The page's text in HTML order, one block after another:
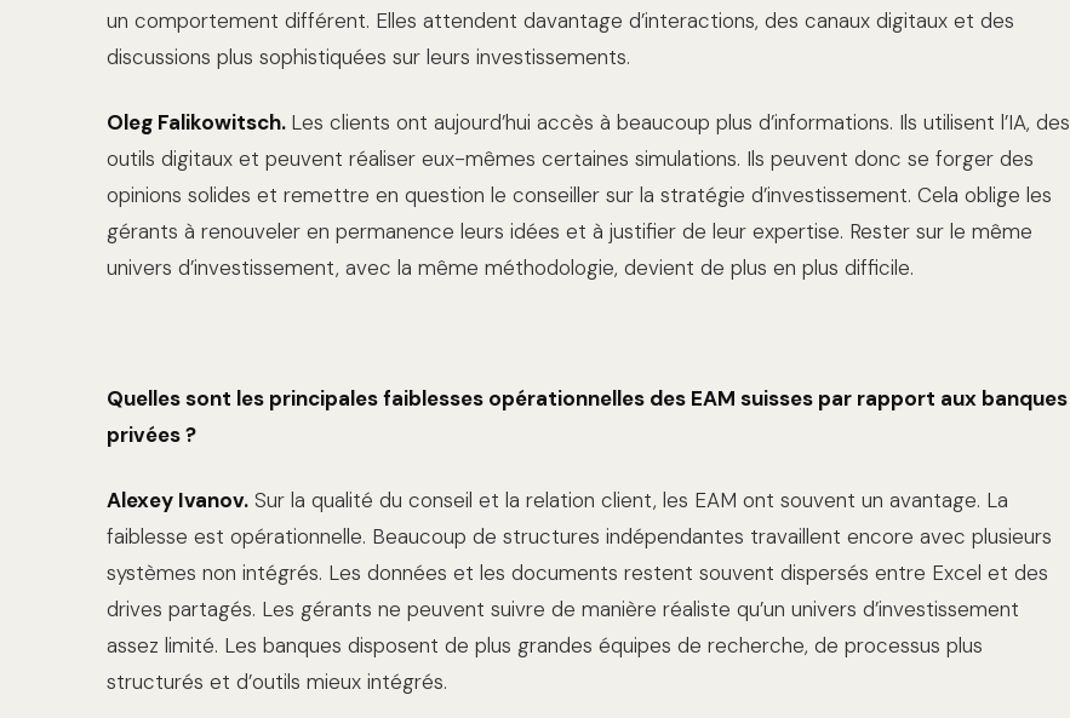
un comportement différent. Elles attendent davantage d’interactions, des canaux digitaux et des
discussions plus sophistiquées sur leurs investissements.
Oleg Falikowitsch. Les clients ont aujourd’hui accès à beaucoup plus d’informations. Ils utilisent l’IA, des
outils digitaux et peuvent réaliser eux-mêmes certaines simulations. Ils peuvent donc se forger des
opinions solides et remettre en question le conseiller sur la stratégie d’investissement. Cela oblige les
gérants à renouveler en permanence leurs idées et à justifier de leur expertise. Rester sur le même
univers d’investissement, avec la même méthodologie, devient de plus en plus difficile.
Quelles sont les principales faiblesses opérationnelles des EAM suisses par rapport aux banques
privées ?
Alexey Ivanov. Sur la qualité du conseil et la relation client, les EAM ont souvent un avantage. La
faiblesse est opérationnelle. Beaucoup de structures indépendantes travaillent encore avec plusieurs
systèmes non intégrés. Les données et les documents restent souvent dispersés entre Excel et des
drives partagés. Les gérants ne peuvent suivre de manière réaliste qu’un univers d’investissement
assez limité. Les banques disposent de plus grandes équipes de recherche, de processus plus
structurés et d’outils mieux intégrés.